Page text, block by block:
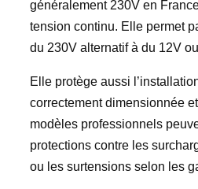
généralement 230V en
tension continu. Elle permet
du 230V alternatif à du 12V
Elle protège aussi
correctement dimensionnée
modèles professionnels
protections contre les
ou les surtensions selon les